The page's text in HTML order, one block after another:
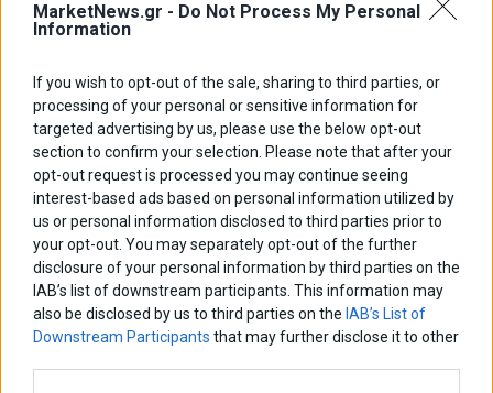
MarketNews.gr - Do Not Process My Personal
Information
If you wish to opt-out of the sale, sharing to third parties, or
processing of your personal or sensitive information for
targeted advertising by us, please use the below opt-out
section to confirm your selection. Please note that after your
opt-out request is processed you may continue seeing
interest-based ads based on personal information utilized by
us or personal information disclosed to third parties prior to
your opt-out. You may separately opt-out of the further
disclosure of your personal information by third parties on the
IAB’s list of downstream participants. This information may
also be disclosed by us to third parties on the IAB’s List of
Downstream Participants that may further disclose it to other
Στις 11/12 το πρώτο ευρωπαϊκό ντέρμπι «αιωνίων»
ΕΤΙΚΕΤΕΣ
eurobank marketnewsnikkeiwallΑγορεςΗΠΑ Ιταλια
Χρηματιστηριο Αθηνων αεπ αθλητικα αναπτυξη βουλη γερμανια
διαπραγματευση δντεκλογες εκτ ελλαδα εμπορευματα
επικαιροτητα επιχειρησεις ευρω ευρωζωνη ευρωπαικα
ευρωπη κορωνοιος